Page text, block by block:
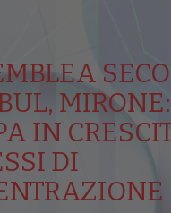
IN
DI